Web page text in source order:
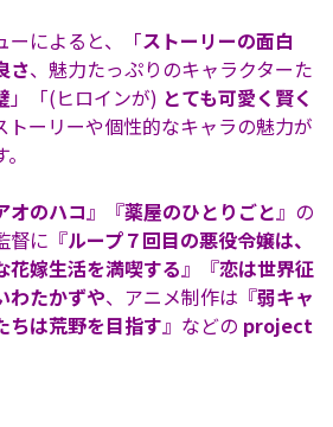
ーによると、「ストーリーの面白
さ、魅力たっぷりのキャラクターた
」「(ヒロインが) とても可愛く賢く
トーリーや個性的なキャラの魅力が
オのハコ』『薬屋のひとりごと』の
督に『ループ７回目の悪役令嬢は、
花嫁生活を満喫する』『恋は世界征
わたかずや、アニメ制作は『弱キャ
ちは荒野を目指す』などの project